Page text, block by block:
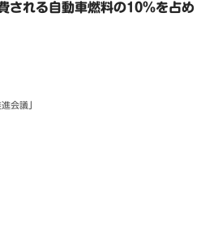
される自動車燃料の10％を占め
会議」